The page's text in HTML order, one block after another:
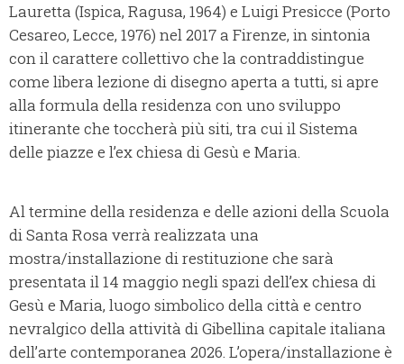
Lauretta (Ispica, Ragusa, 1964) e Luigi Presicce (Porto
Cesareo, Lecce, 1976) nel 2017 a Firenze, in sintonia
con il carattere collettivo che la contraddistingue
come libera lezione di disegno aperta a tutti, si apre
alla formula della residenza con uno sviluppo
itinerante che toccherà più siti, tra cui il Sistema
delle piazze e l’ex chiesa di Gesù e Maria.
Al termine della residenza e delle azioni della Scuola
di Santa Rosa verrà realizzata una
mostra/installazione di restituzione che sarà
presentata il 14 maggio negli spazi dell’ex chiesa di
Gesù e Maria, luogo simbolico della città e centro
nevralgico della attività di Gibellina capitale italiana
dell’arte contemporanea 2026. L’opera/installazione è